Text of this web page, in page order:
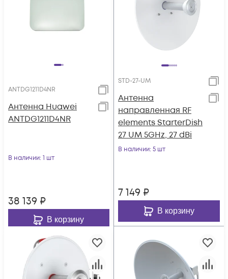
ANTDG1211D4NR
Антенна Huawei
ANTDG1211D4NR
В наличии: 1 шт
38 139 ₽
В корзину
STD-27-UM
Антенна
направленная RF
elements StarterDish
27 UM 5GHz, 27 dBi
В наличии: 5 шт
7 149 ₽
В корзину